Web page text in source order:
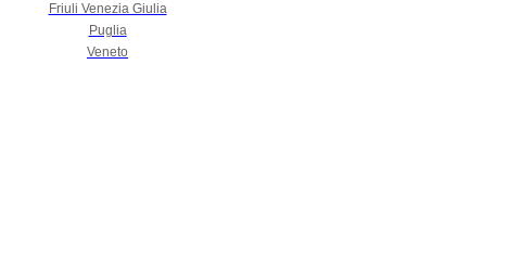
Friuli Venezia Giulia
Puglia
Veneto